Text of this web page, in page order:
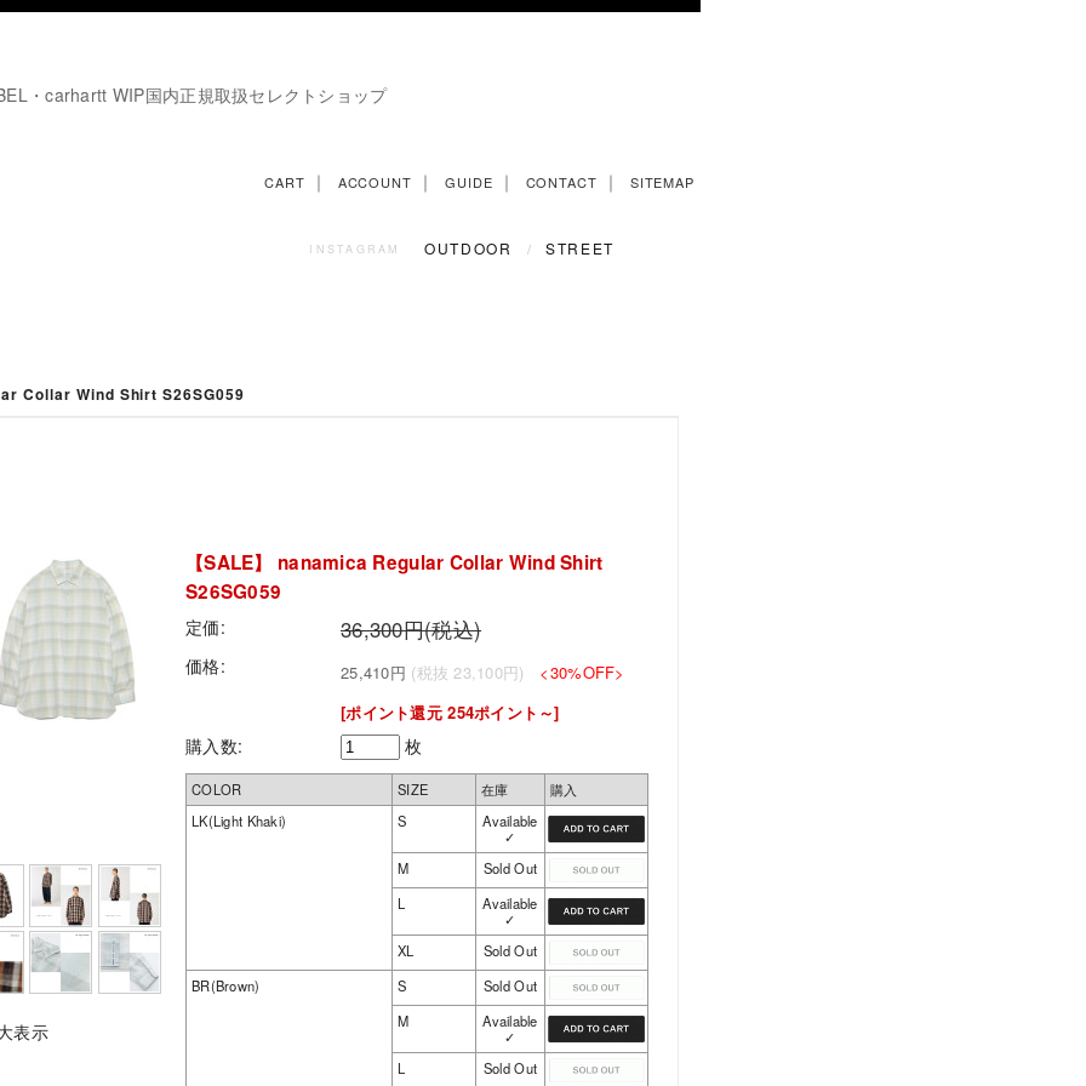
・carhartt WIP国内正規取扱セレクトショップ
CART ｜ ACCOUNT ｜ GUIDE ｜ CONTACT ｜ SITEMAP
INSTAGRAM OUTDOOR / STREET
Collar Wind Shirt S26SG059
表示
【SALE】 nanamica Regular Collar Wind Shirt
S26SG059
定価: 36,300円(税込)
価格: 25,410円 (税抜 23,100円) <30%OFF>
[ポイント還元 254ポイント～]
購入数: 枚
COLOR SIZE 在庫
購入
LK(Light Khaki)
S
Available
✓
M
Sold Out
L
Available
✓
XL
Sold Out
BR(Brown)
S
Sold Out
M
Available
✓
L
Sold Out